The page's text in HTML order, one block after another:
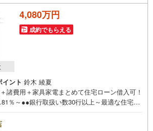
4,080万円
成約でもらえる
イント 鈴木 綾夏
諸費用＋家具家電まとめて住宅ローン借入可！
％～●●銀行取扱い数30行以上～最適な住宅ロ
す！（1）勤続年数1ヶ月（2）自己資金0円